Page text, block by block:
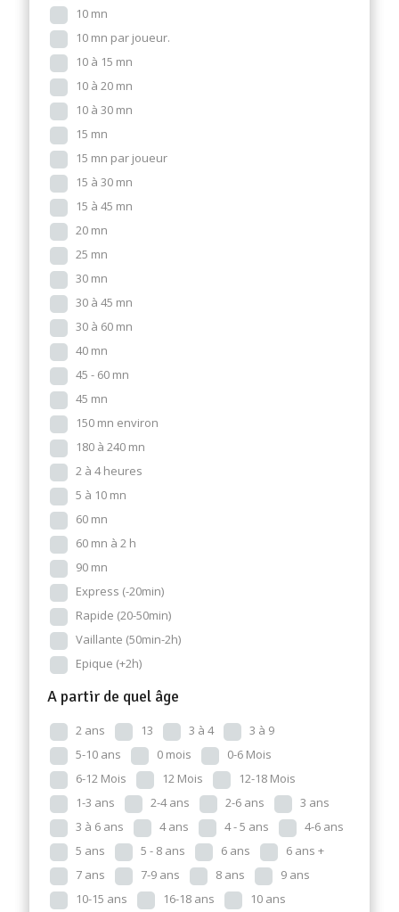
10 mn
10 mn par joueur.
10 à 15 mn
10 à 20 mn
10 à 30 mn
15 mn
15 mn par joueur
15 à 30 mn
15 à 45 mn
20 mn
25 mn
30 mn
30 à 45 mn
30 à 60 mn
40 mn
45 - 60 mn
45 mn
150 mn environ
180 à 240 mn
2 à 4 heures
5 à 10 mn
60 mn
60 mn à 2 h
90 mn
Express (-20min)
Rapide (20-50min)
Vaillante (50min-2h)
Epique (+2h)
A partir de quel âge
2 ans 13 3 à 4
3 à 9
5-10 ans
0 mois
0-6 Mois
6-12 Mois
12 Mois
12-18 Mois
1-3 ans
2-4 ans 2-6 ans
3 ans
3 à 6 ans
4 ans 4 - 5 ans
4-6 ans
5 ans
5 - 8 ans 6 ans
6 ans +
7 ans
7-9 ans 8 ans
9 ans
10-15 ans
16-18 ans
10 ans